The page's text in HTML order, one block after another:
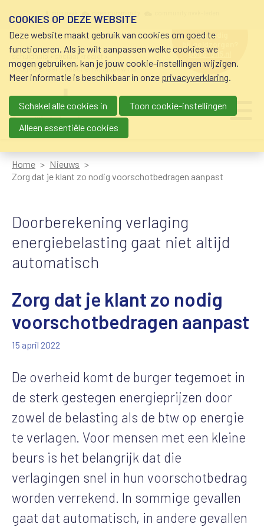
schuldhulp • sociaal krediet •
budgetbeheer • beschermingsbewind
hulp nodig
bij geldzorgen?
0800-8115.nl
Main navigation
Home
Nieuws
Zorg dat je klant zo nodig voorschotbedragen aanpast
Doorberekening verlaging
energiebelasting gaat niet altijd
automatisch
Zorg dat je klant zo nodig
voorschotbedragen aanpast
15 april 2022
De overheid komt de burger tegemoet in
de sterk gestegen energieprijzen door
zowel de belasting als de btw op energie
te verlagen. Voor mensen met een kleine
beurs is het belangrijk dat die
verlagingen snel in hun voorschotbedrag
worden verrekend. In sommige gevallen
gaat dat automatisch, in andere gevallen
COOKIES OP DEZE WEBSITE
Deze website maakt gebruik van cookies om goed te
functioneren. Als je wilt aanpassen welke cookies we
mogen gebruiken, kan je jouw cookie-instellingen wijzigen.
Meer informatie is beschikbaar in onze privacyverklaring.
Schakel alle cookies in
Toon cookie-instellingen
Alleen essentiële cookies